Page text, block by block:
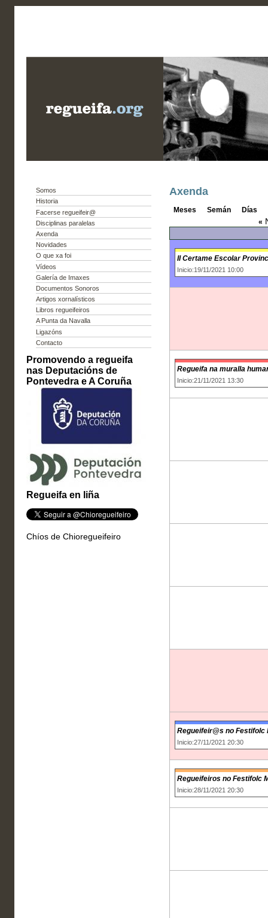
Somos
Historia
Facerse regueifeir@
Disciplinas paralelas
Axenda
Novidades
O que xa foi
Vídeos
Galería de Imaxes
Documentos Sonoros
Artigos xornalísticos
Libros regueifeiros
A Punta da Navalla
Ligazóns
Contacto
Promovendo a regueifa
nas Deputacións de
Pontevedra e A Coruña
Regueifa en liña
Chíos de Chioregueifeiro
Axenda
Meses Semán Días
«
II Certame Escolar
Inicio:19/11/2021 10:00
Regueifa na muralla
Inicio:21/11/2021 13:30
Regueifeir@s no Festifolc
Inicio:27/11/2021 20:30
Regueifeiros no Festifolc
Inicio:28/11/2021 20:30